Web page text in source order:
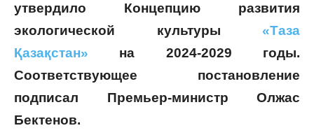
утвердило Концепцию развития
экологической культуры «Таза
Қазақстан» на 2024-2029 годы.
Соответствующее постановление
подписал Премьер-министр Олжас
Бектенов.